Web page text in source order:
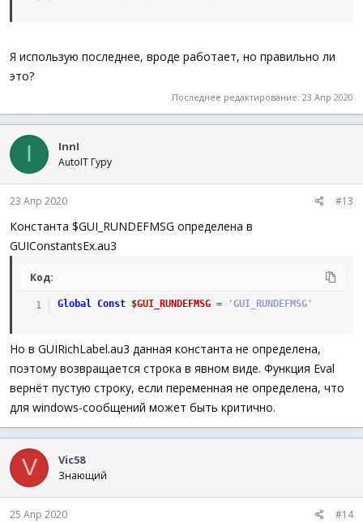
Я использую последнее, вроде работает, но правильно ли
это?
Последнее редактирование: 23 Апр 2020
I InnI
AutoIT Гуру
23 Апр 2020 #13
Константа $GUI_RUNDEFMSG определена в
GUIConstantsEx.au3
Код:
Global Const $GUI_RUNDEFMSG = 'GUI_RUNDEFMSG'
Но в GUIRichLabel.au3 данная константа не определена,
поэтому возвращается строка в явном виде. Функция Eval
вернёт пустую строку, если переменная не определена, что
для windows-сообщений может быть критично.
V Vic58
Знающий
25 Апр 2020 #14